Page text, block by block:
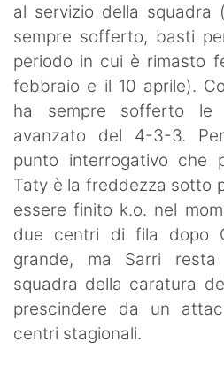
al servizio della squadra
sempre sofferto, basti
periodo in cui è rimasto
febbraio e il 10 aprile).
ha sempre sofferto le
avanzato del 4-3-3.
punto interrogativo che
Taty è la freddezza sotto
essere finito k.o. nel
due centri di fila dopo
grande, ma Sarri
squadra della caratura
prescindere da un
centri stagionali.